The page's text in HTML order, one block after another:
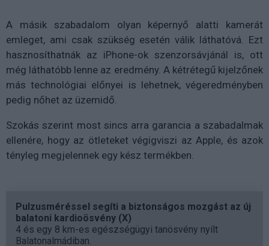
A másik szabadalom olyan képernyő alatti kamerát
emleget, ami csak szükség esetén válik láthatóvá. Ezt
hasznosíthatnák az iPhone-ok szenzorsávjánál is, ott
még láthatóbb lenne az eredmény. A kétrétegű kijelzőnek
más technológiai előnyei is lehetnek, végeredményben
pedig nőhet az üzemidő.
Szokás szerint most sincs arra garancia a szabadalmak
ellenére, hogy az ötleteket végigviszi az Apple, és azok
tényleg megjelennek egy kész termékben.
Pulzusméréssel segíti a biztonságos mozgást az új
balatoni kardioösvény (X)
4 és egy 8 km-es egészségügyi tanösvény nyílt
Balatonalmádiban.